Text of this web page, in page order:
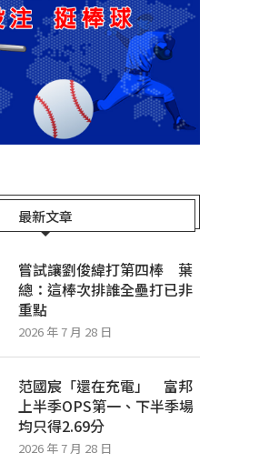
最新文章
嘗試讓劉俊緯打第四棒 葉
總：這棒次排誰全壘打已非
重點
2026 年 7 月 28 日
范國宸「還在充電」 富邦
上半季OPS第一、下半季場
均只得2.69分
2026 年 7 月 28 日